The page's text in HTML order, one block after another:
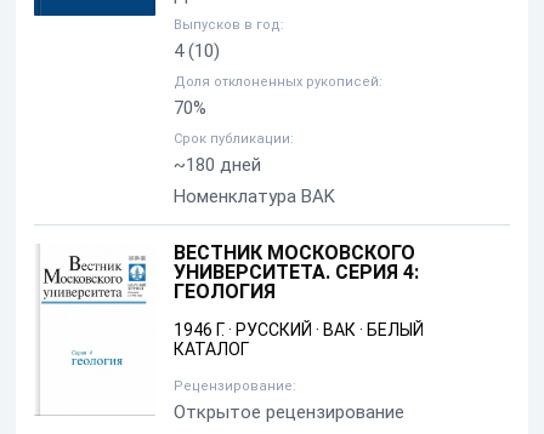
Выпусков в год:
4(10)
Доля отклоненных рукописей:
70%
Срок публикации:
~180 дней
Номенклатура BAK
ВЕСТНИК МОСКОВСКОГО
УНИВЕРСИТЕТА. СЕРИЯ 4:
ГЕОЛОГИЯ
1946 Г.· РУССКИЙ · ВАК· БЕЛЫЙ
КАТАЛОГ
Рецензирование:
Открытое рецензирование